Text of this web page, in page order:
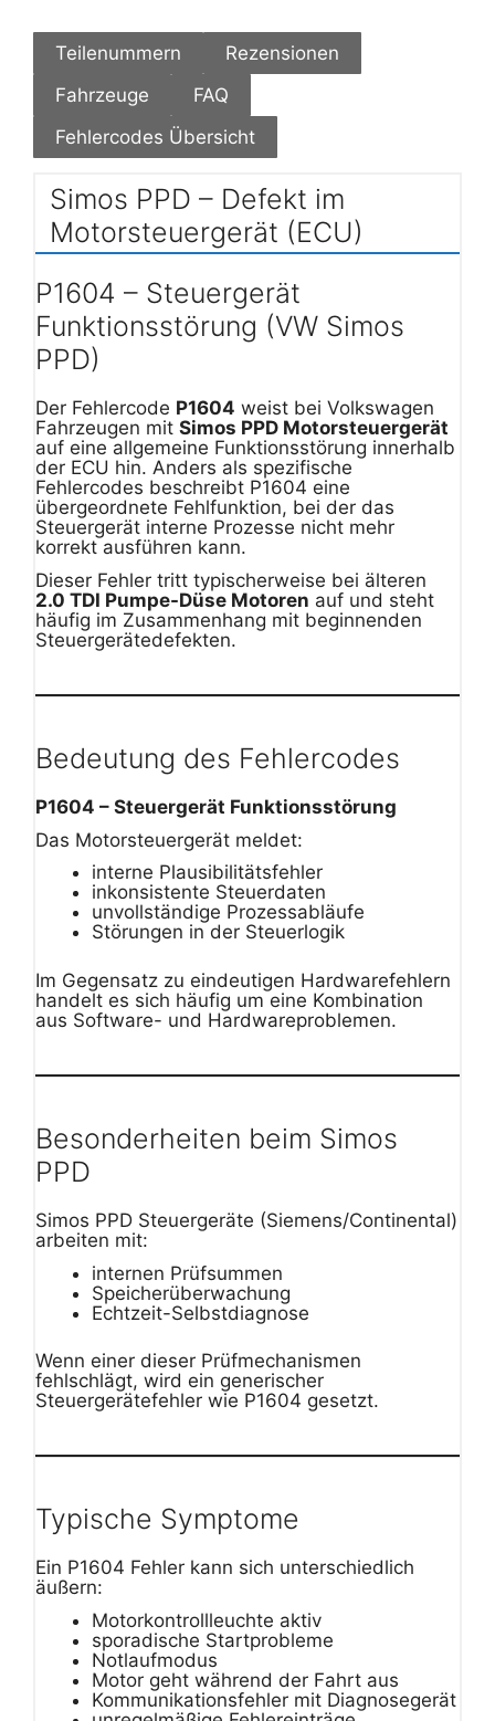
Teilenummern
Rezensionen
Fahrzeuge
FAQ
Fehlercodes Übersicht
Simos PPD – Defekt im
Motorsteuergerät (ECU)
P1604 – Steuergerät
Funktionsstörung (VW Simos
PPD)
Der Fehlercode P1604 weist bei Volkswagen
Fahrzeugen mit Simos PPD Motorsteuergerät
auf eine allgemeine Funktionsstörung innerhalb
der ECU hin. Anders als spezifische
Fehlercodes beschreibt P1604 eine
übergeordnete Fehlfunktion, bei der das
Steuergerät interne Prozesse nicht mehr
korrekt ausführen kann.
Dieser Fehler tritt typischerweise bei älteren
2.0 TDI Pumpe-Düse Motoren auf und steht
häufig im Zusammenhang mit beginnenden
Steuergerätedefekten.
Bedeutung des Fehlercodes
P1604 – Steuergerät Funktionsstörung
Das Motorsteuergerät meldet:
interne Plausibilitätsfehler
inkonsistente Steuerdaten
unvollständige Prozessabläufe
Störungen in der Steuerlogik
Im Gegensatz zu eindeutigen Hardwarefehlern
handelt es sich häufig um eine Kombination
aus Software- und Hardwareproblemen.
Besonderheiten beim Simos
PPD
Simos PPD Steuergeräte (Siemens/Continental)
arbeiten mit:
internen Prüfsummen
Speicherüberwachung
Echtzeit-Selbstdiagnose
Wenn einer dieser Prüfmechanismen
fehlschlägt, wird ein generischer
Steuergerätefehler wie P1604 gesetzt.
Typische Symptome
Ein P1604 Fehler kann sich unterschiedlich
äußern:
Motorkontrollleuchte aktiv
sporadische Startprobleme
Notlaufmodus
Motor geht während der Fahrt aus
Kommunikationsfehler mit Diagnosegerät